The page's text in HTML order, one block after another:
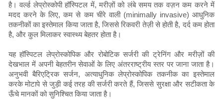
है। वर्ल्ड लेप्रोस्कोपी हॉस्पिटल में, मरीज़ों को लंबे समय तक वज़न कम करने में
मदद करने के लिए, कम से कम चीरे वाली (minimally invasive) आधुनिक
तकनीकों का इस्तेमाल किया जाता है, जिससे रिकवरी तेज़ी से होती है, दर्द कम होता
है, और कुल मिलाकर स्वास्थ्य बेहतर होता है।
यह हॉस्पिटल लेप्रोस्कोपिक और रोबोटिक सर्जरी की ट्रेनिंग और मरीज़ों की
देखभाल में अपनी बेहतरीन सेवाओं के लिए अंतरराष्ट्रीय स्तर पर जाना जाता है।
अनुभवी बैरिएट्रिक सर्जन, अत्याधुनिक लेप्रोस्कोपिक तकनीक का इस्तेमाल
करके मोटापे से जुड़ी कई तरह की सर्जरी करते हैं, जिससे सुरक्षा और सटीकता के
ऊँचे मानकों को सुनिश्चित किया जाता है।